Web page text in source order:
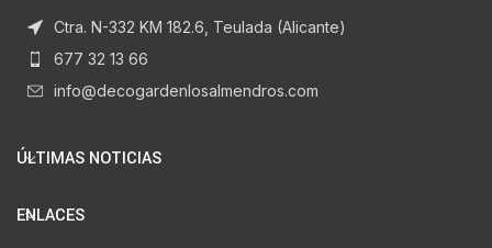
Ctra. N-332 KM 182.6, Teulada (Alicante)
677 32 13 66
info@decogardenlosalmendros.com
ÚLTIMAS NOTICIAS
ENLACES